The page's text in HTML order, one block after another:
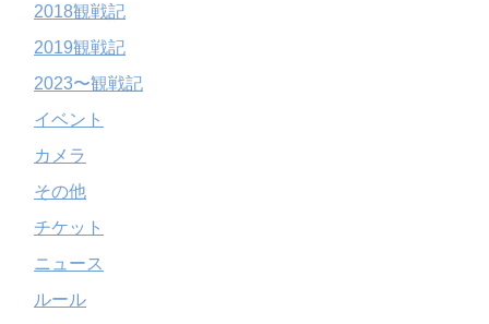
2018観戦記
2019観戦記
2023〜観戦記
イベント
カメラ
その他
チケット
ニュース
ルール